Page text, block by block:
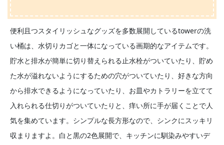
便利且つスタイリッシュなグッズを多数展開しているtowerの洗
い桶は、水切りカゴと一体になっている画期的なアイテムです。
貯水と排水が簡単に切り替えられる止水栓がついていたり、貯め
た水が溢れないようにするための穴がついていたり、好きな方向
から排水できるようになっていたり、お皿やカトラリーを立てて
入れられる仕切りがついていたりと、痒い所に手が届くことで人
気を集めています。シンプルな長方形なので、シンクにスッキリ
収まりますよ。白と黒の2色展開で、キッチンに馴染みやすいデ